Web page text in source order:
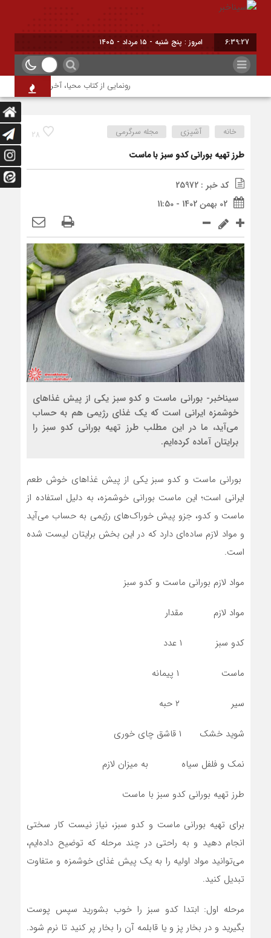
6:39:28 امروز : پنج شنبه - ۱۵ مرداد - ۱۴۰۵
رونمایی از کتاب محیا، آخرین اثر نویسنده
28 خانه آشپزی مجله سرگرمی
طرز تهیه بورانی کدو سبز با ماست
کد خبر : 25972
02 بهمن 1402 - 11:50
سیناخبر- بورانی ماست و کدو سبز یکی از پیش غذاهای
خوشمزه ایرانی است که یک غذای رژیمی هم به حساب
می‌آید، ما در این مطلب طرز تهیه بورانی کدو سبز را
برایتان آماده کرده‌ایم.
بورانی ماست و کدو سبز یکی از پیش غذاهای خوش طعم
ایرانی است؛ این ماست بورانی خوشمزه، به دلیل استفاده از
ماست و کدو، جزو پیش خوراک‌های رژیمی به حساب می‌آید
و مواد لازم ساده‌ای دارد که در این بخش برایتان لیست شده
است.
مواد لازم بورانی ماست و کدو سبز
مواد لازم مقدار
کدو سبز ۱ عدد
ماست ۱ پیمانه
سیر ۲ حبه
شوید خشک ۱ قاشق چای خوری
نمک و فلفل سیاه به میزان لازم
طرز تهیه بورانی کدو سبز با ماست
برای تهیه بورانی ماست و کدو سبز، نیاز نیست کار سختی
انجام دهید و به راحتی در چند مرحله که توضیح داده‌ایم،
می‌توانید مواد اولیه را به یک پیش غذای خوشمزه و متفاوت
تبدیل کنید.
مرحله اول: ابتدا کدو سبز را خوب بشورید سپس پوست
بگیرید و در بخار پز و یا قابلمه آن را بخار پر کنید تا نرم شود.